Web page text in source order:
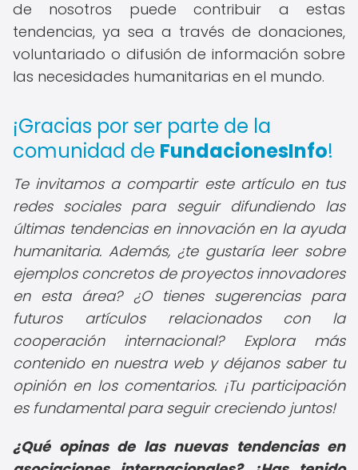
de nosotros puede contribuir a estas
tendencias, ya sea a través de donaciones,
voluntariado o difusión de información sobre
las necesidades humanitarias en el mundo.
¡Gracias por ser parte de la
comunidad de FundacionesInfo!
Te invitamos a compartir este artículo en tus
redes sociales para seguir difundiendo las
últimas tendencias en innovación en la ayuda
humanitaria. Además, ¿te gustaría leer sobre
ejemplos concretos de proyectos innovadores
en esta área? ¿O tienes sugerencias para
futuros artículos relacionados con la
cooperación internacional? Explora más
contenido en nuestra web y déjanos saber tu
opinión en los comentarios. ¡Tu participación
es fundamental para seguir creciendo juntos!
¿Qué opinas de las nuevas tendencias en